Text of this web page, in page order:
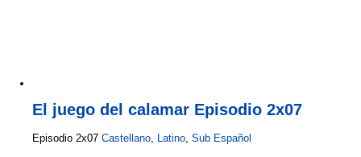
El juego del calamar Episodio 2x07
Episodio 2x07 Castellano Latino Sub Español